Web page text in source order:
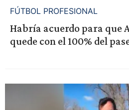
FÚTBOL PROFESIONAL
Habría acuerdo para que
quede con el 100% del